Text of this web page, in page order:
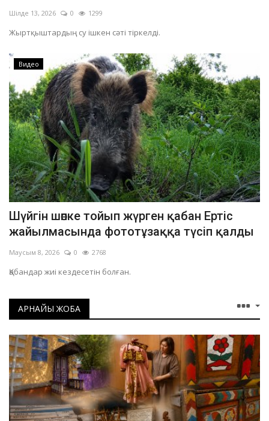
Шілде 13, 2026 0 1299
Жыртқыштардың су ішкен сәті тіркелді.
Видео
Шүйгін шөпке тойып жүрген қабан Ертіс
жайылмасында фототұзаққа түсіп қалды
Маусым 8, 2026 0 2768
Қабандар жиі кездесетін болған.
АРНАЙЫ ЖОБА